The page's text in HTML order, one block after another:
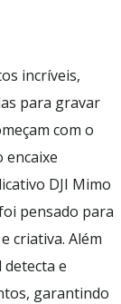
incríveis,
para gravar
com o
encaixe
DJI Mimo
pensado para
criativa. Além
detecta e
garantindo